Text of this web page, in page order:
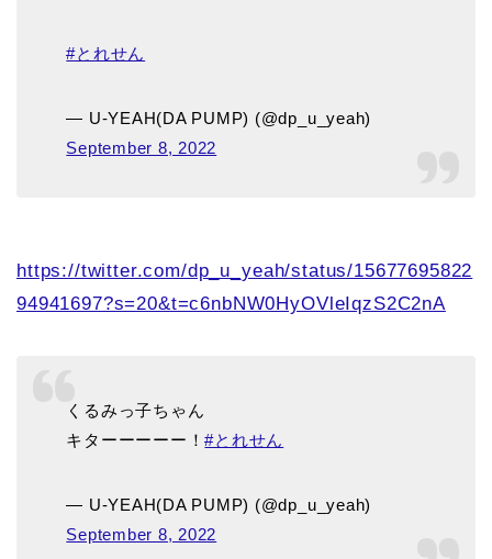
#とれせん
— U-YEAH(DA PUMP) (@dp_u_yeah)
September 8, 2022
https://twitter.com/dp_u_yeah/status/15677695822
94941697?s=20&t=c6nbNW0HyOVleIqzS2C2nA
くるみっ子ちゃん
キターーーーー！#とれせん
— U-YEAH(DA PUMP) (@dp_u_yeah)
September 8, 2022